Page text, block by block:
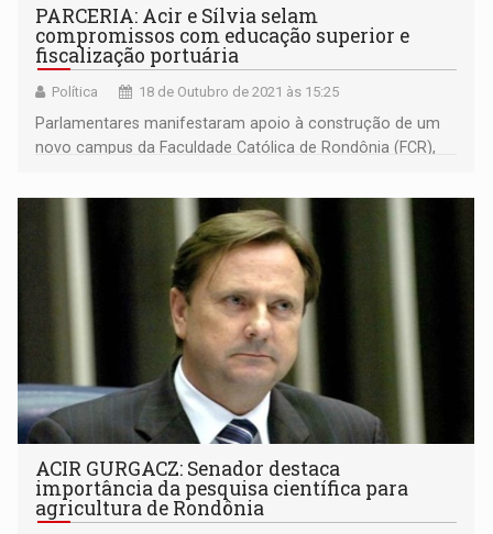
PARCERIA: Acir e Sílvia selam
compromissos com educação superior e
fiscalização portuária
Política 18 de Outubro de 2021 às 15:25
Parlamentares manifestaram apoio à construção de um
novo campus da Faculdade Católica de Rondônia (FCR),
firmaram apoio para a construção da nova sede da
Capitania Fluvial de Porto Velho (CFPV).
ACIR GURGACZ: Senador destaca
importância da pesquisa científica para
agricultura de Rondônia